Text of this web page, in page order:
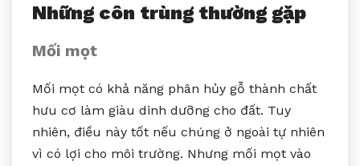
Những côn trùng thường gặp
Mối mọt
Mối mọt có khả năng phân hủy gỗ thành chất
hưu cơ làm giàu dinh dưỡng cho đất. Tuy
nhiên, điều này tốt nếu chúng ở ngoài tự nhiên
vì có lợi cho môi trường. Nhưng mối mọt vào